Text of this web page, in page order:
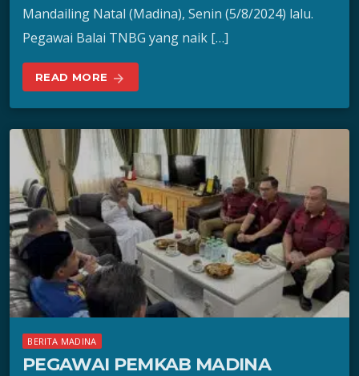
Mandailing Natal (Madina), Senin (5/8/2024) lalu.
Pegawai Balai TNBG yang naik […]
READ MORE arrow_forward
BERITA MADINA
PEGAWAI PEMKAB MADINA